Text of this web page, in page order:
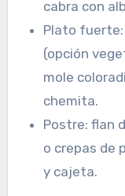
cabra con
Plato
(opción
mole
chemita.
Postre: flan
o crepas de
y cajeta.